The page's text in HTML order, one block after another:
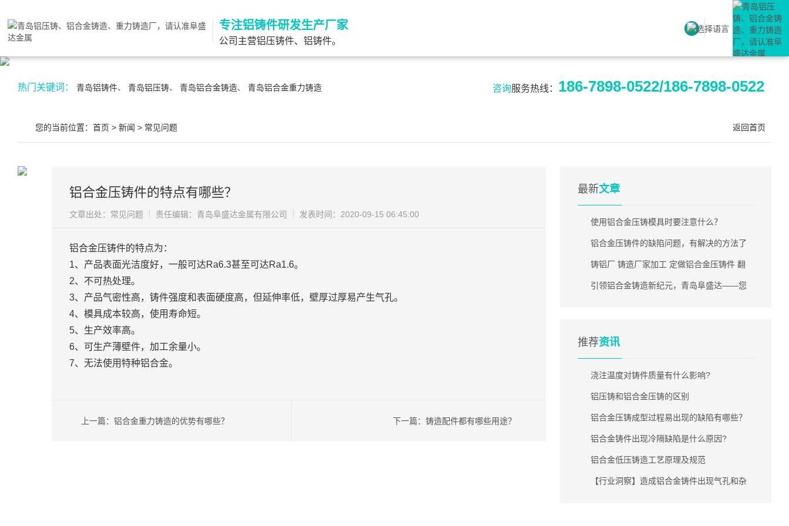
专注铝铸件研发生产厂家
公司主营铝压铸件、铝铸件。
热门关键词： 青岛铝铸件、 青岛铝压铸、 青岛铝合金铸造、 青岛铝合金重力铸造 咨询服务热线： 186-7898-0522/186-7898-0522
返回首页
您的当前位置： 首页 > 新闻 > 常见问题
铝合金压铸件的特点有哪些？
文章出处：常见问题 责任编辑：青岛阜盛达金属有限公司 发表时间：2020-09-15 06:45:00
铝合金压铸件的特点为：
1、产品表面光洁度好，一般可达Ra6.3甚至可达Ra1.6。
2、不可热处理。
3、产品气密性高，铸件强度和表面硬度高，但延伸率低，壁厚过厚易产生气孔。
4、模具成本较高，使用寿命短。
5、生产效率高。
6、可生产薄壁件，加工余量小。
7、无法使用特种铝合金。
上一篇： 铝合金重力铸造的优势有哪些？ 下一篇： 铸造配件都有哪些用途？
最新文章
使用铝合金压铸模具时要注意什么？
铝合金压铸件的缺陷问题，有解决的方法了
铸铝厂 铸造厂家加工 定做铝合金压铸件 翻
砂铸铝件 压铸铝件
引领铝合金铸造新纪元，青岛阜盛达——您
推荐资讯
浇注温度对铸件质量有什么影响?
铝压铸和铝合金压铸的区别
铝合金压铸成型过程易出现的缺陷有哪些？
铝合金铸件出现冷隔缺陷是什么原因?
铝合金低压铸造工艺原理及规范
【行业洞察】造成铝合金铸件出现气孔和杂
页
产
品
关